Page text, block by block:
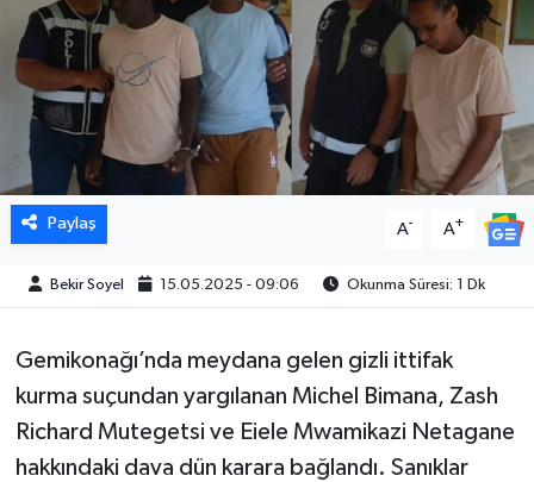
Paylaş A- A+
Bekir Soyel 15.05.2025 - 09:06 Okunma Süresi: 1 Dk
Gemikonağı’nda meydana gelen gizli ittifak
kurma suçundan yargılanan Michel Bimana, Zash
Richard Mutegetsi ve Eiele Mwamikazi Netagane
hakkındaki dava dün karara bağlandı. Sanıklar